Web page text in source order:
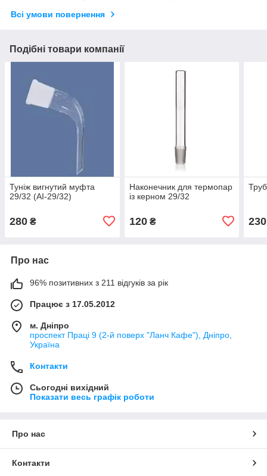
Всі умови повернення
Подібні товари компанії
Туніж вигнутий муфта
29/32 (АІ-29/32)
280 ₴
Наконечник для термопар
із керном 29/32
120₴ 230
Про нас
96% позитивних з 211 відгуків за рік
Працює з 17.05.2012
м. Дніпро
проспект Праці 9 (2-й поверх "Ланч Кафе"), Дніпро,
Україна
Контакти
Сьогодні вихідний
Показати весь графік роботи
Про нас
Контакти